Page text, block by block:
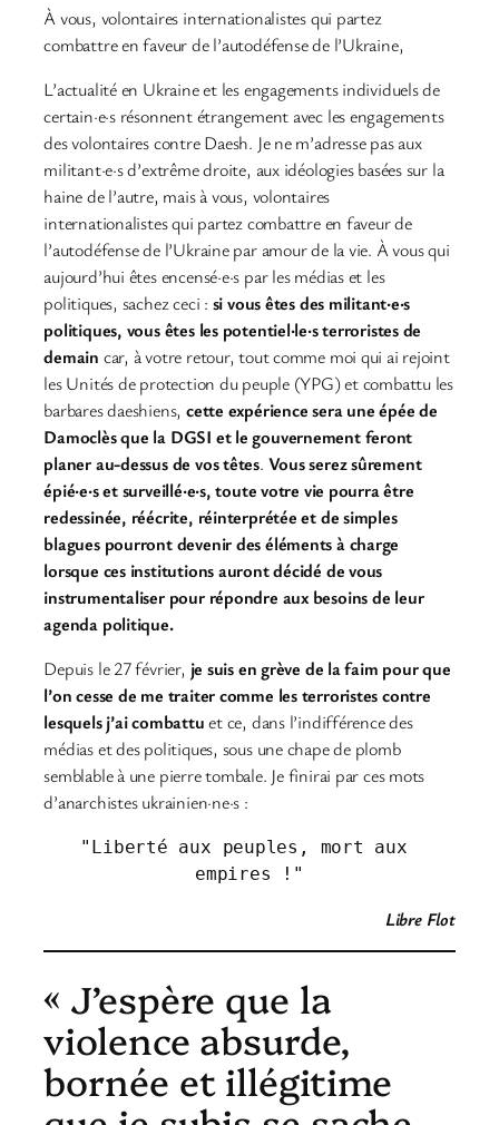
À vous, volontaires internationalistes qui partez
combattre en faveur de l’autodéfense de l’Ukraine,
L’actualité en Ukraine et les engagements individuels de
certain·e·s résonnent étrangement avec les engagements
des volontaires contre Daesh. Je ne m’adresse pas aux
militant·e·s d’extrême droite, aux idéologies basées sur la
haine de l’autre, mais à vous, volontaires
internationalistes qui partez combattre en faveur de
l’autodéfense de l’Ukraine par amour de la vie. À vous qui
aujourd’hui êtes encensé·e·s par les médias et les
politiques, sachez ceci : si vous êtes des militant·e·s
politiques, vous êtes les potentiel·le·s terroristes de
demain car, à votre retour, tout comme moi qui ai rejoint
les Unités de protection du peuple (YPG) et combattu les
barbares daeshiens, cette expérience sera une épée de
Damoclès que la DGSI et le gouvernement feront
planer au-dessus de vos têtes. Vous serez sûrement
épié·e·s et surveillé·e·s, toute votre vie pourra être
redessinée, réécrite, réinterprétée et de simples
blagues pourront devenir des éléments à charge
lorsque ces institutions auront décidé de vous
instrumentaliser pour répondre aux besoins de leur
agenda politique.
Depuis le 27 février, je suis en grève de la faim pour que
l’on cesse de me traiter comme les terroristes contre
lesquels j’ai combattuet ce, dans l’indifférence des
médias et des politiques, sous une chape de plomb
semblable à une pierre tombale. Je finirai par ces mots
d’anarchistes ukrainien·ne·s :
"Liberté aux peuples, mort aux
empires !"
Libre Flot
« J’espère que la
violence absurde,
bornée et illégitime